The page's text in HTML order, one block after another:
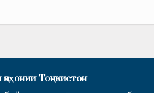
Тоҷикистон